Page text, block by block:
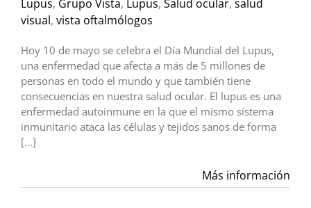
Lupus, Grupo Vista, Lupus, Salud ocular, salud
visual, vista oftalmólogos
Hoy 10 de mayo se celebra el Día Mundial del Lupus,
una enfermedad que afecta a más de 5 millones de
personas en todo el mundo y que también tiene
consecuencias en nuestra salud ocular. El lupus es una
enfermedad autoinmune en la que el mismo sistema
inmunitario ataca las células y tejidos sanos de forma
[...]
Más información